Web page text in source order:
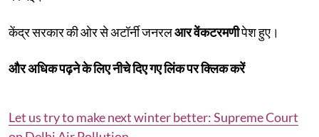
केंद्र सरकार की ओर से अटॉर्नी जनरलआर वेंकटरमणीपेश हुए।
और अधिक पढ़ने के लिए नीचे दिए गए लिंक पर क्लिक करें
Let us try to make next winter better: Supreme Court